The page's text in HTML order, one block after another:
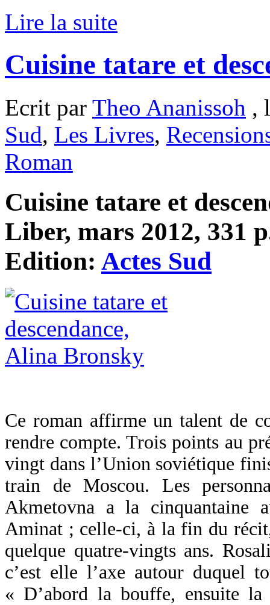
Lire la suite
Cuisine tatare et
Ecrit par Theo Ananissoh ,
Sud, Les Livres,
Roman
Cuisine tatare et
Liber, mars 2012, 331
Edition: Actes Sud
Ce roman affirme un talent de
rendre compte. Trois points au
vingt dans l’Union soviétique
train de Moscou. Les
Akmetovna a la cinquantaine
Aminat ; celle-ci, à la fin du
quelque quatre-vingts ans.
c’est elle l’axe autour duquel
« D’abord la bouffe, ensuite